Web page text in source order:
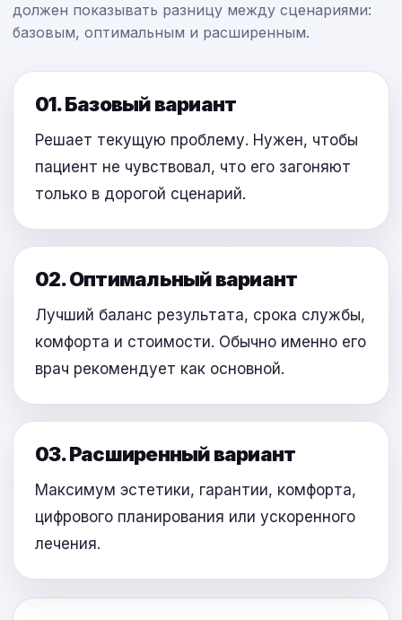
должен показывать разницу между сценариями:
базовым, оптимальным и расширенным.
01. Базовый вариант
Решает текущую проблему. Нужен, чтобы
пациент не чувствовал, что его загоняют
только в дорогой сценарий.
02. Оптимальный вариант
Лучший баланс результата, срока службы,
комфорта и стоимости. Обычно именно его
врач рекомендует как основной.
03. Расширенный вариант
Максимум эстетики, гарантии, комфорта,
цифрового планирования или ускоренного
лечения.